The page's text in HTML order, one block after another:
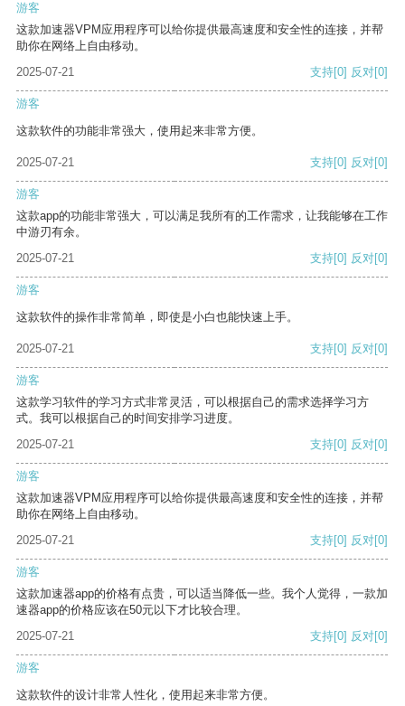
游客
这款加速器VPM应用程序可以给你提供最高速度和安全性的连接，并帮
助你在网络上自由移动。
2025-07-21
支持[0] 反对[0]
游客
这款软件的功能非常强大，使用起来非常方便。
2025-07-21 支持[0] 反对[0]
游客
这款app的功能非常强大，可以满足我所有的工作需求，让我能够在工作
中游刃有余。
2025-07-21
支持[0] 反对[0]
游客
这款软件的操作非常简单，即使是小白也能快速上手。
2025-07-21 支持[0] 反对[0]
游客
这款学习软件的学习方式非常灵活，可以根据自己的需求选择学习方
式。我可以根据自己的时间安排学习进度。
2025-07-21
支持[0] 反对[0]
游客
这款加速器VPM应用程序可以给你提供最高速度和安全性的连接，并帮
助你在网络上自由移动。
2025-07-21
支持[0] 反对[0]
游客
这款加速器app的价格有点贵，可以适当降低一些。我个人觉得，一款加
速器app的价格应该在50元以下才比较合理。
2025-07-21
支持[0] 反对[0]
游客
这款软件的设计非常人性化，使用起来非常方便。